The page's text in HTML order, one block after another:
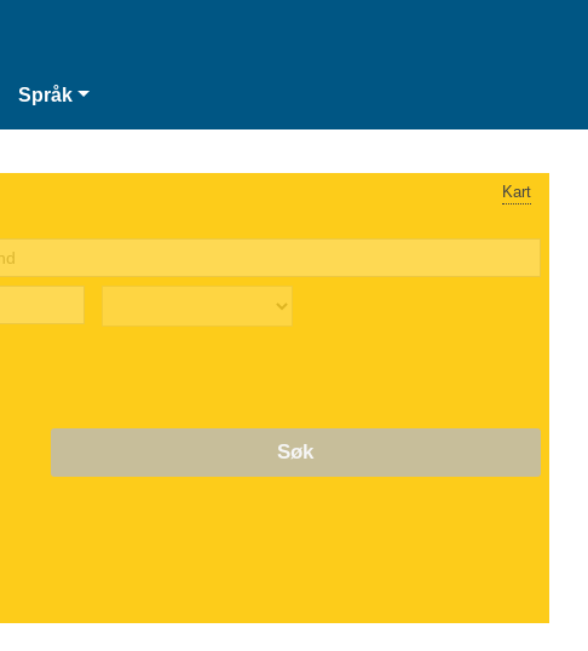
Språk
Kart
Søk